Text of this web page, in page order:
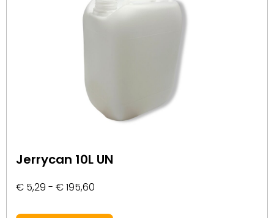
Jerrycan 10L UN
€ 5,29 - €195,60